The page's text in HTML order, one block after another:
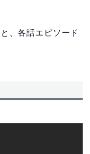
、各話エピソード